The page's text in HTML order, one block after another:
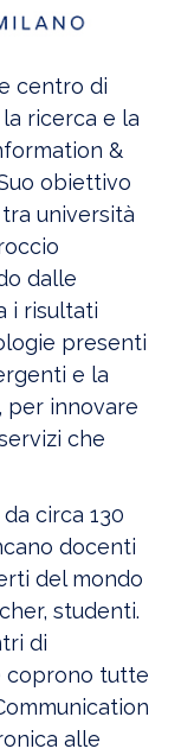
centro di
ricerca e la
&
obiettivo
università
dalle
i risultati
presenti
e la
per innovare
che
circa 130
docenti
del mondo
studenti.
di
coprono tutte
alle